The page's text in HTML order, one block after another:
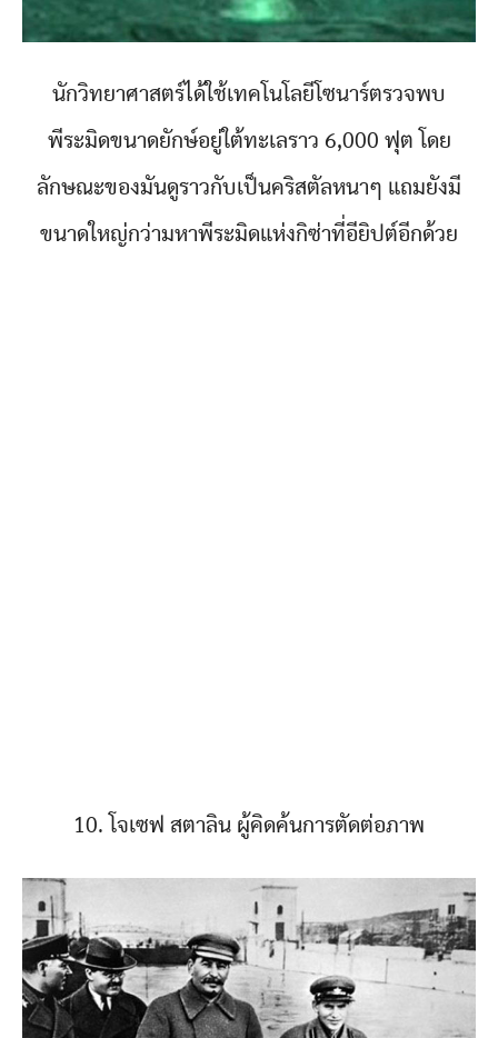
นักวิทยาศาสตร์ได้ใช้เทคโนโลยีโซนาร์ตรวจพบ
พีระมิดขนาดยักษ์อยู่ใต้ทะเลราว 6,000 ฟุต โดย
ลักษณะของมันดูราวกับเป็นคริสตัลหนาๆ แถมยังมี
ขนาดใหญ่กว่ามหาพีระมิดแห่งกิซ่าที่อียิปต์อีกด้วย
10. โจเซฟ สตาลิน ผู้คิดค้นการตัดต่อภาพ